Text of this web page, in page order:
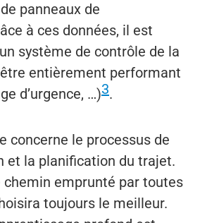
panneaux de
à ces données, il est
système de contrôle de la
entièrement performant
d’urgence, …)3.
concerne le processus de
et la planification du trajet.
chemin emprunté par toutes
toujours le meilleur.